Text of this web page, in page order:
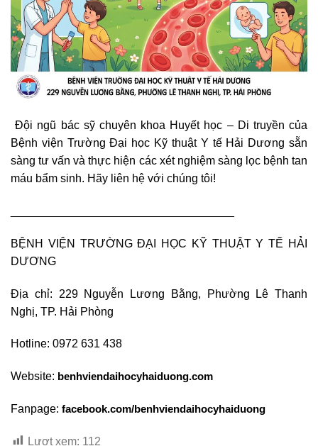
​ ‍Đội ngũ bác sỹ chuyên khoa Huyết học – Di truyền của
Bệnh viện Trường Đại học Kỹ thuật Y tế Hải Dương sẵn
sàng tư vấn và thực hiện các xét nghiệm sàng lọc bệnh tan
máu bẩm sinh. Hãy liên hệ với chúng tôi!
BỆNH VIỆN TRƯỜNG ĐẠI HỌC KỸ THUẬT Y TẾ HẢI
DƯƠNG
Địa chỉ: 229 Nguyễn Lương Bằng, Phường Lê Thanh
Nghị, TP. Hải Phòng
Hotline: 0972 631 438
Website: benhviendaihocyhaiduong.com
Fanpage: facebook.com/benhviendaihocyhaiduong
Lượt xem: 112